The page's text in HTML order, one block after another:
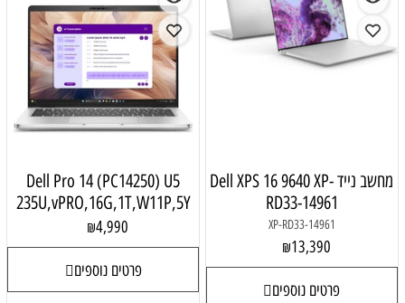
מחשב נייד Dell XPS 16 9640 XP-
RD33-14961
XP-RD33-14961
₪13,390
פרטים נוספים
Dell Pro 14 (PC14250) U5
235U,vPRO,16G,1T,W11P,5Y
₪4,990
פרטים נוספים